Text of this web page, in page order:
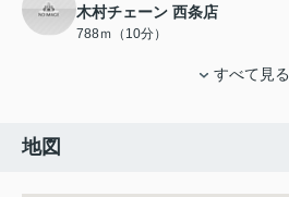
木村チェーン 西条店
788ｍ（10分）
すべて見る
地図